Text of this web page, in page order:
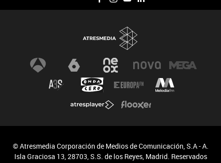
© Atresmedia Corporación de Medios de Comunicación, S.A - A.
Isla Graciosa 13, 28703, S.S. de los Reyes, Madrid. Reservados